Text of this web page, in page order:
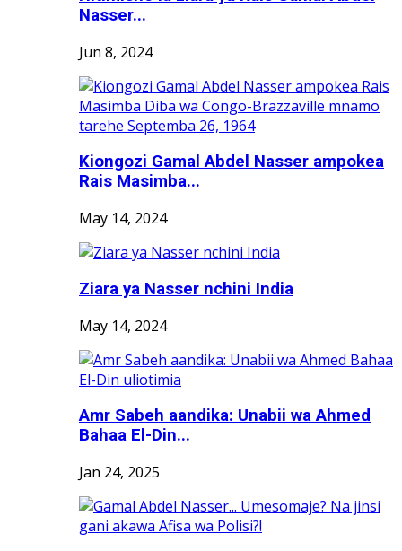
Nasser...
Jun 8, 2024
Kiongozi Gamal Abdel Nasser ampokea
Rais Masimba...
May 14, 2024
Ziara ya Nasser nchini India
May 14, 2024
Amr Sabeh aandika: Unabii wa Ahmed
Bahaa El-Din...
Jan 24, 2025